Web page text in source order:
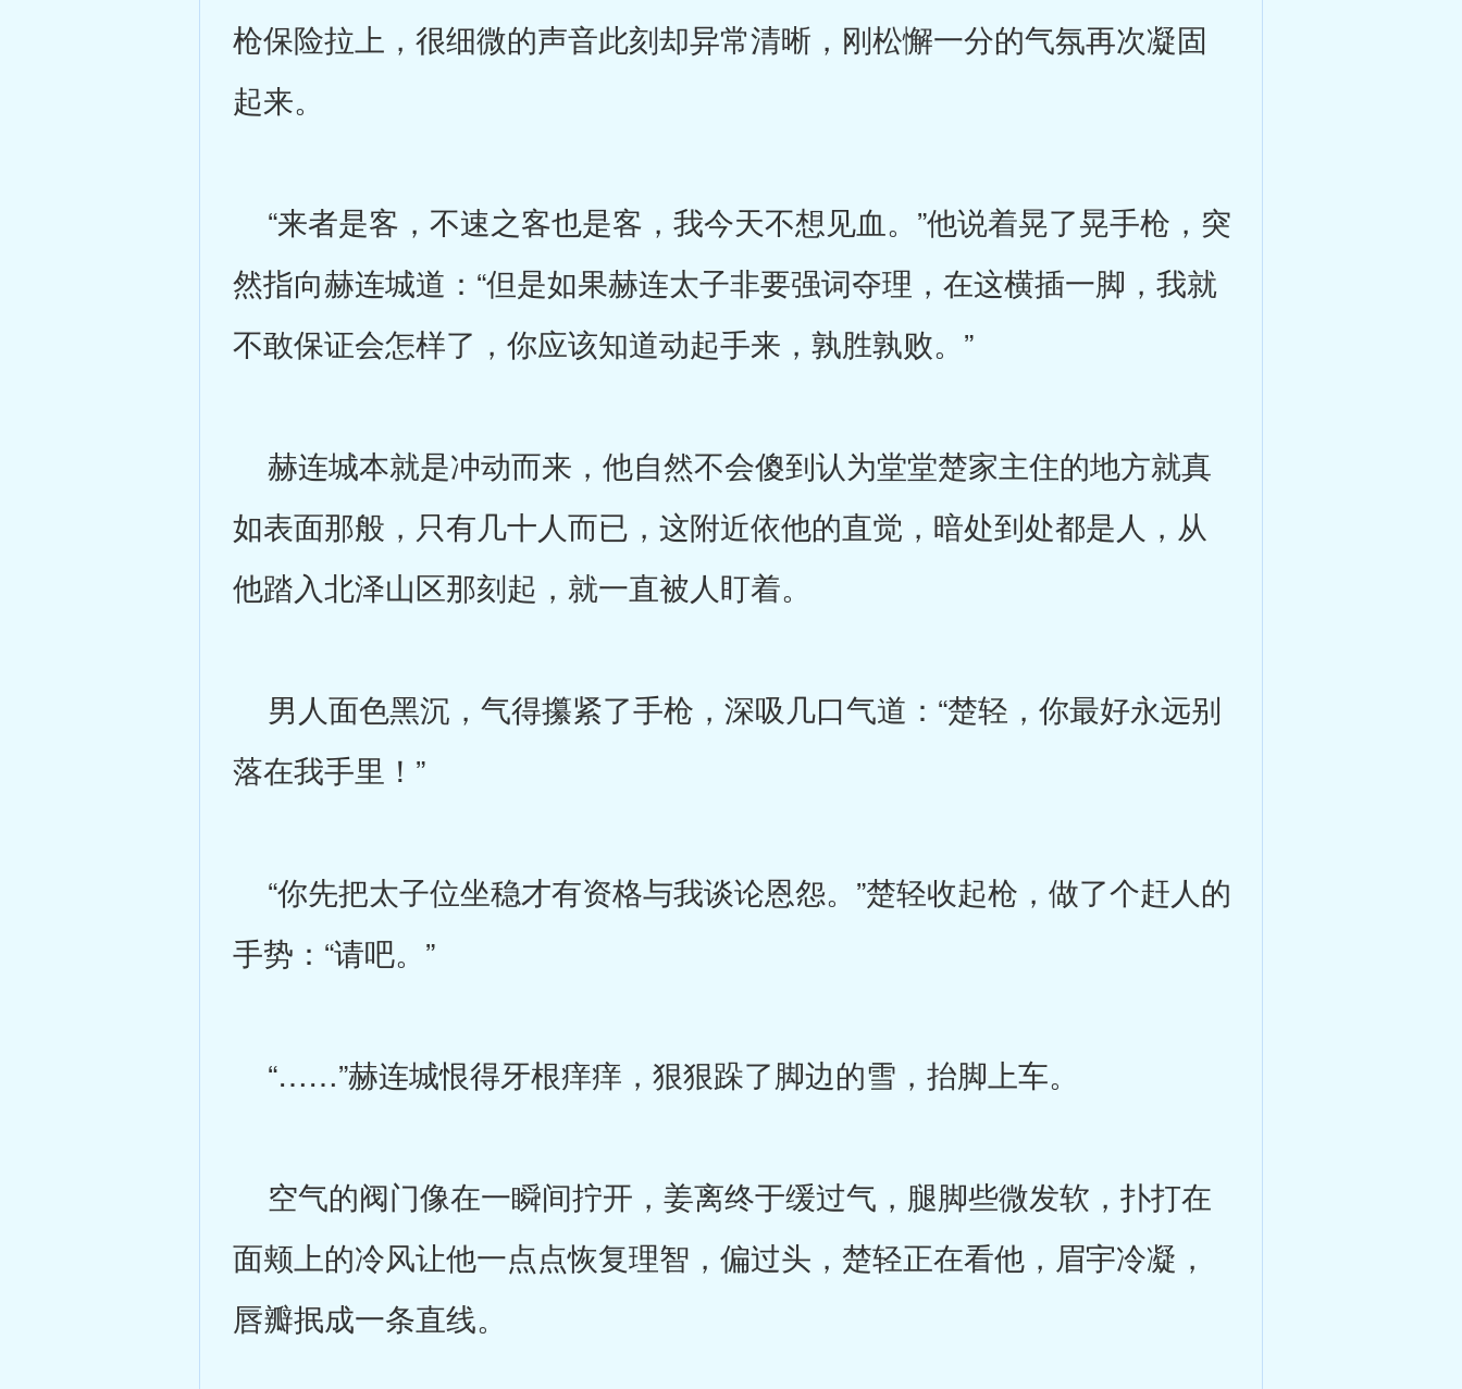
枪保险拉上，很细微的声音此刻却异常清晰，刚松懈一分的气氛再次凝固
起来。
“来者是客，不速之客也是客，我今天不想见血。”他说着晃了晃手枪，突
然指向赫连城道：“但是如果赫连太子非要强词夺理，在这横插一脚，我就
不敢保证会怎样了，你应该知道动起手来，孰胜孰败。”
赫连城本就是冲动而来，他自然不会傻到认为堂堂楚家主住的地方就真
如表面那般，只有几十人而已，这附近依他的直觉，暗处到处都是人，从
他踏入北泽山区那刻起，就一直被人盯着。
男人面色黑沉，气得攥紧了手枪，深吸几口气道：“楚轻，你最好永远别
落在我手里！”
“你先把太子位坐稳才有资格与我谈论恩怨。”楚轻收起枪，做了个赶人的
手势：“请吧。”
“……”赫连城恨得牙根痒痒，狠狠跺了脚边的雪，抬脚上车。
空气的阀门像在一瞬间拧开，姜离终于缓过气，腿脚些微发软，扑打在
面颊上的冷风让他一点点恢复理智，偏过头，楚轻正在看他，眉宇冷凝，
唇瓣抿成一条直线。